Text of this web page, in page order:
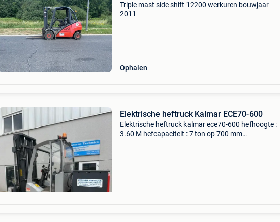
Triple mast side shift 12200 werkuren bouwjaar
2011
Ophalen
Elektrische heftruck Kalmar ECE70-600
Elektrische heftruck kalmar ece70-600 hefhoogte :
3.60 M hefcapaciteit : 7 ton op 700 mm